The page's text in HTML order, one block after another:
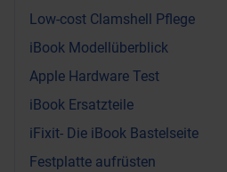
Low-cost Clamshell Pflege
iBook Modellüberblick
Apple Hardware Test
iBook Ersatzteile
iFixit- Die iBook Bastelseite
Festplatte aufrüsten